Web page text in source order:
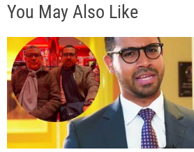
a
s
You May Also Like